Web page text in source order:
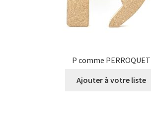
P comme PERROQUET
Ajouter à votre liste